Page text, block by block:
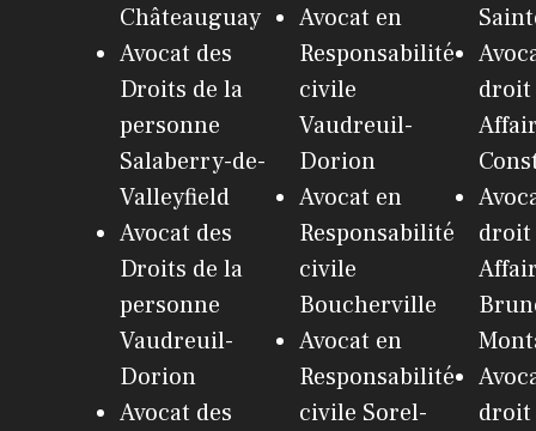
Châteauguay
Avocat des
Droits de la
personne
Salaberry-de-
Valleyfield
Avocat des
Droits de la
personne
Vaudreuil-
Dorion
Avocat des
Avocat en
Responsabilité
civile
Vaudreuil-
Dorion
Avocat en
Responsabilité
civile
Boucherville
Avocat en
Responsabilité
civile Sorel-
droit
droit
droit